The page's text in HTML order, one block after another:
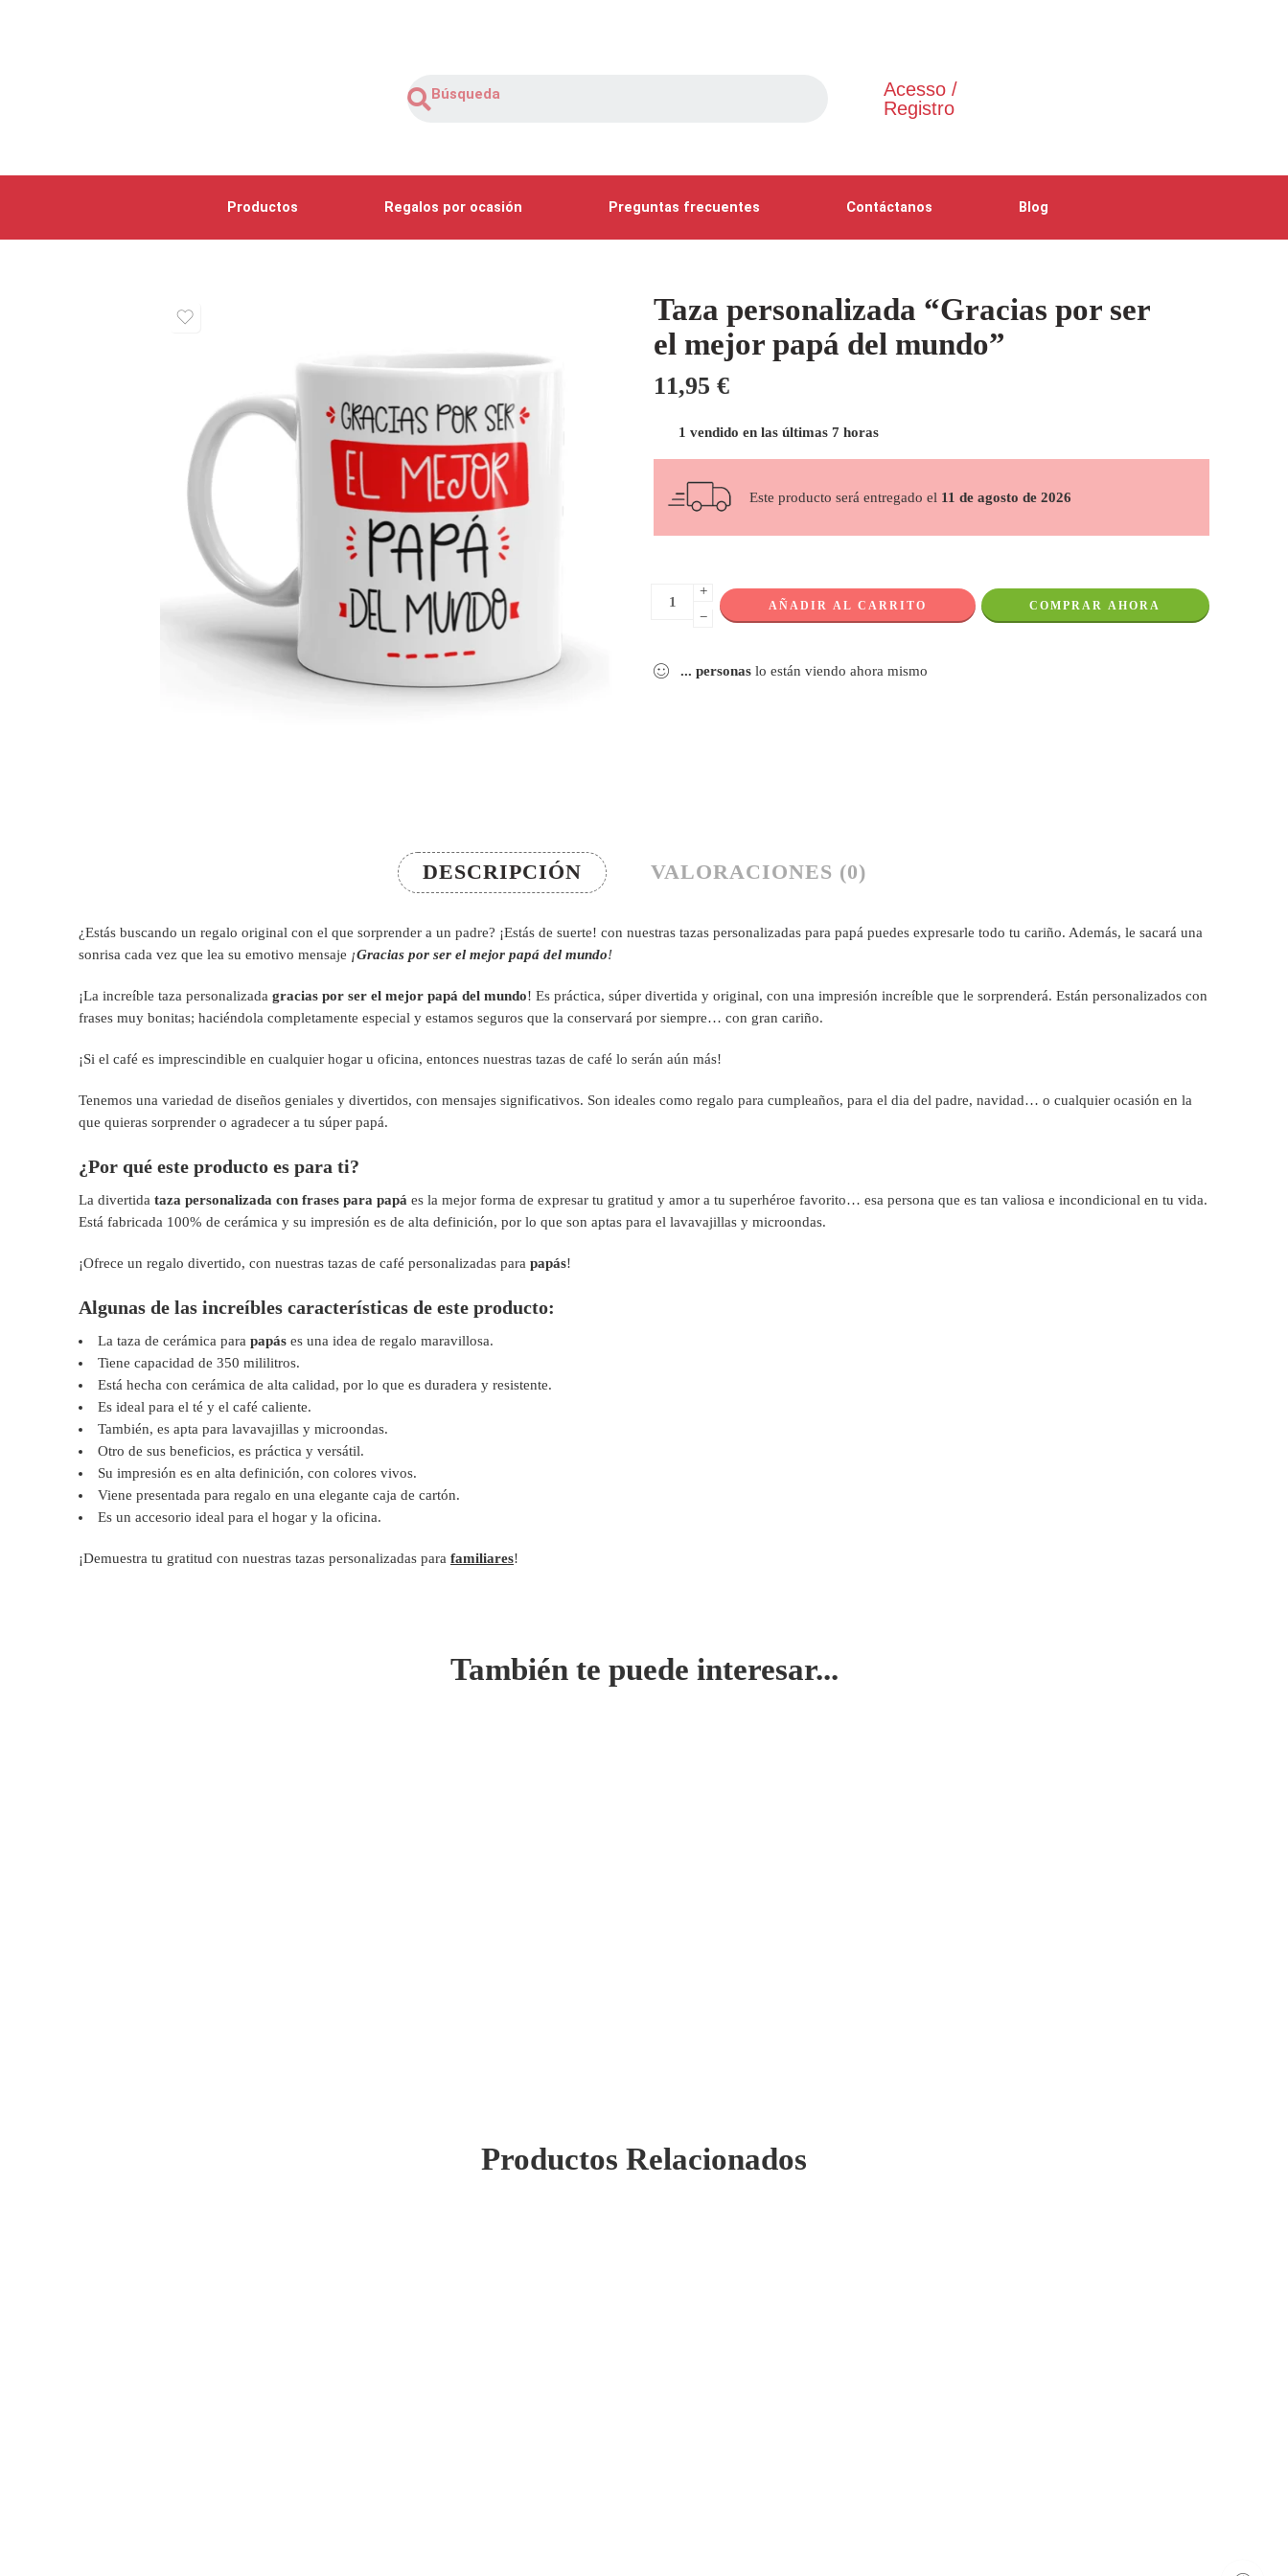
Acesso /
Registro
Productos Regalos por ocasión Preguntas frecuentes Contáctanos Blog
Taza personalizada “Gracias por ser
el mejor papá del mundo”
11,95 €
1 vendido en las últimas 7 horas
Este producto será entregado el 11 de agosto de 2026
+
−
AÑADIR AL CARRITO COMPRAR AHORA
... personas lo están viendo ahora mismo
DESCRIPCIÓN VALORACIONES (0)
¿Estás buscando un regalo original con el que sorprender a un padre? ¡Estás de suerte! con nuestras tazas personalizadas para papá puedes expresarle todo tu cariño. Además, le sacará una
sonrisa cada vez que lea su emotivo mensaje ¡Gracias por ser el mejor papá del mundo!
¡La increíble taza personalizada gracias por ser el mejor papá del mundo! Es práctica, súper divertida y original, con una impresión increíble que le sorprenderá. Están personalizados con
frases muy bonitas; haciéndola completamente especial y estamos seguros que la conservará por siempre… con gran cariño.
¡Si el café es imprescindible en cualquier hogar u oficina, entonces nuestras tazas de café lo serán aún más!
Tenemos una variedad de diseños geniales y divertidos, con mensajes significativos. Son ideales como regalo para cumpleaños, para el dia del padre, navidad… o cualquier ocasión en la
que quieras sorprender o agradecer a tu súper papá.
¿Por qué este producto es para ti?
La divertida taza personalizada con frases para papá es la mejor forma de expresar tu gratitud y amor a tu superhéroe favorito… esa persona que es tan valiosa e incondicional en tu vida.
Está fabricada 100% de cerámica y su impresión es de alta definición, por lo que son aptas para el lavavajillas y microondas.
¡Ofrece un regalo divertido, con nuestras tazas de café personalizadas para papás!
Algunas de las increíbles características de este producto:
La taza de cerámica para papás es una idea de regalo maravillosa.
Tiene capacidad de 350 mililitros.
Está hecha con cerámica de alta calidad, por lo que es duradera y resistente.
Es ideal para el té y el café caliente.
También, es apta para lavavajillas y microondas.
Otro de sus beneficios, es práctica y versátil.
Su impresión es en alta definición, con colores vivos.
Viene presentada para regalo en una elegante caja de cartón.
Es un accesorio ideal para el hogar y la oficina.
¡Demuestra tu gratitud con nuestras tazas personalizadas para familiares!
También te puede interesar...
Productos Relacionados